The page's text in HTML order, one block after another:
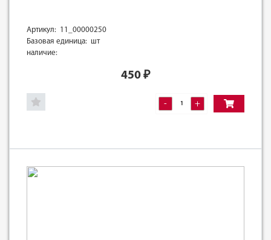
Артикул: 11_00000250
Базовая единица: шт
наличие:
450 ₽
- +